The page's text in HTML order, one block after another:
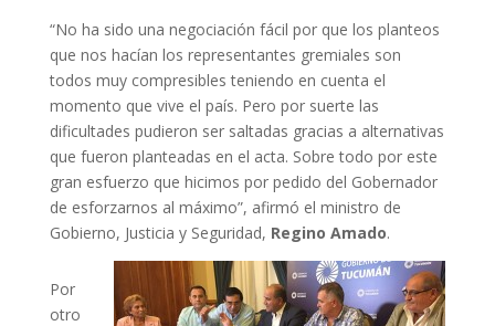
“No ha sido una negociación fácil por que los planteos
que nos hacían los representantes gremiales son
todos muy compresibles teniendo en cuenta el
momento que vive el país. Pero por suerte las
dificultades pudieron ser saltadas gracias a alternativas
que fueron planteadas en el acta. Sobre todo por este
gran esfuerzo que hicimos por pedido del Gobernador
de esforzarnos al máximo”, afirmó el ministro de
Gobierno, Justicia y Seguridad, Regino Amado.
Por
otro